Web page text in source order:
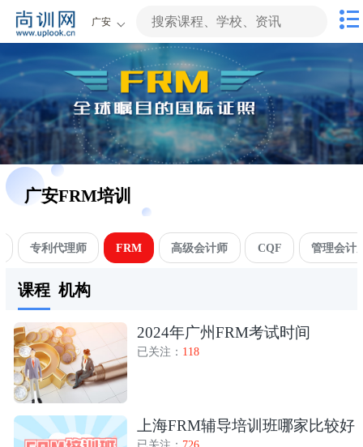
广安
广安FRM培训
专利代理师 FRM 高级会计师 CQF 管理会计
课程 机构
2024年广州FRM考试时间
已关注： 118
上海FRM辅导培训班哪家比较好